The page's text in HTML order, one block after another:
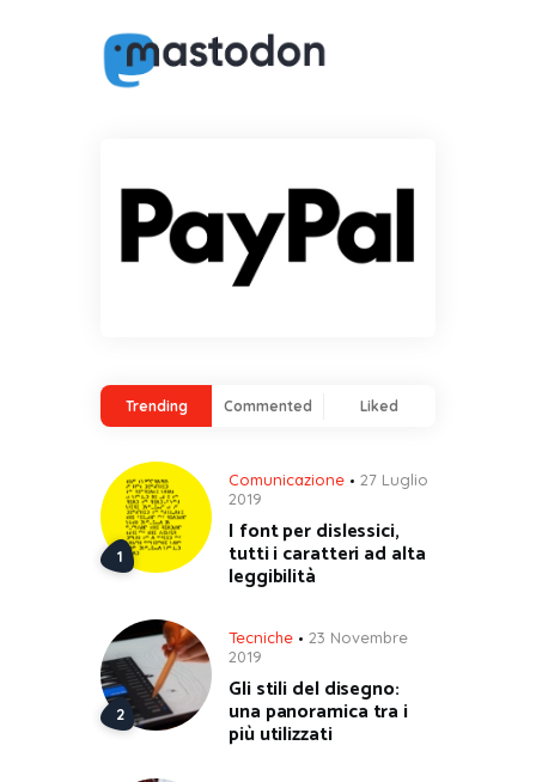
Trending Commented Liked
Comunicazione
27 Luglio
2019
I font per dislessici,
tutti i caratteri ad alta
leggibilità
Tecniche
23 Novembre
2019
Gli stili del disegno:
una panoramica tra i
più utilizzati